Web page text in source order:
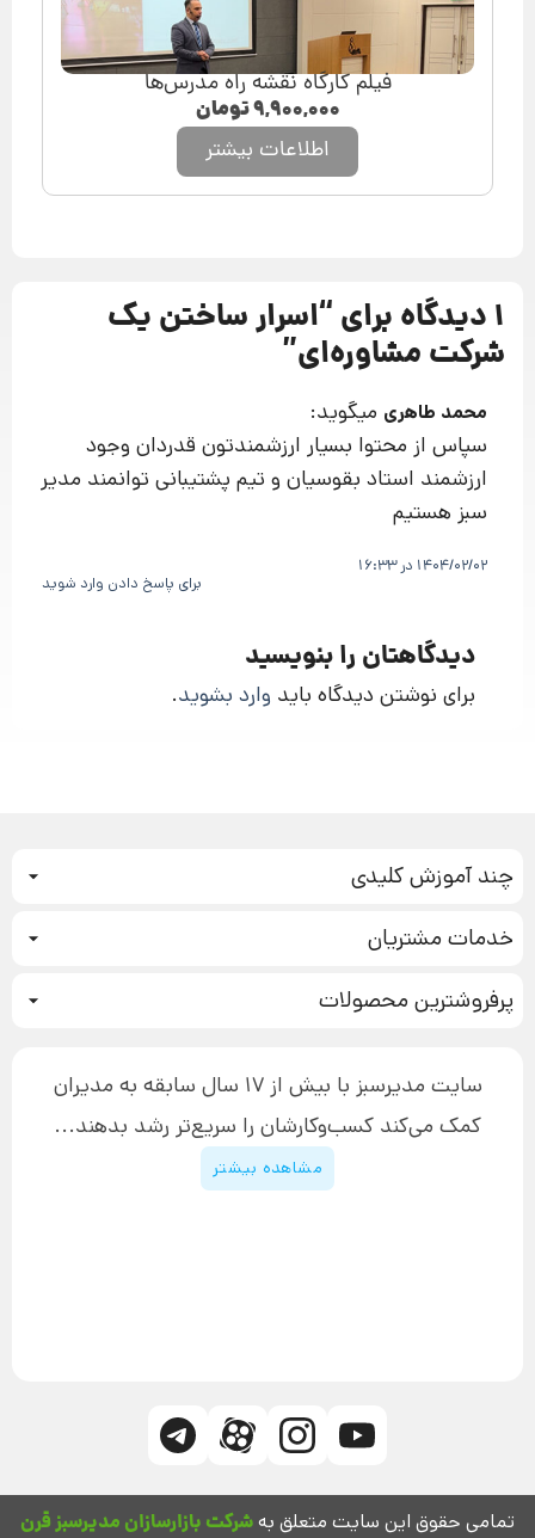
فیلم کارگاه نقشه راه مدرس‌ها
۹,۹۰۰,۰۰۰تومان
اطلاعات بیشتر
1 دیدگاه برای “ اسرار ساختن یک
شرکت مشاوره‌ای”
محمد طاهری میگوید:
سپاس از محتوا بسیار ارزشمندتون قدردان وجود
ارزشمند استاد بقوسیان و تیم پشتیبانی توانمند مدیر
سبز هستیم
1404/02/02 در 16:33
برای پاسخ دادن وارد شوید
دیدگاهتان را بنویسید
برای نوشتن دیدگاه باید وارد بشوید.
چند آموزش کلیدی
بازاریابی عصبی
تبلیغ نویسی
افزایش عملکرد
چگونه کتاب بنویسیم
دوره اینستاگرام
خدمات مشتریان
آموزش دسترسی به دانلود فایل‌ها
پیگیری سفارش
پشتیبانی
قوانین و مقررات سایت
پرفروشترین محصولاتدوره جدید سیستم سازی
سایت مدیرسبز با بیش از 17 سال سابقه به مدیران
کمک می‌کند کسب‌و‌کارشان را سریع‌تر رشد بدهند...
مشاهده بیشتر
تمامی حقوق این سایت متعلق بهشرکت بازارسازان مدیرسبز قرن